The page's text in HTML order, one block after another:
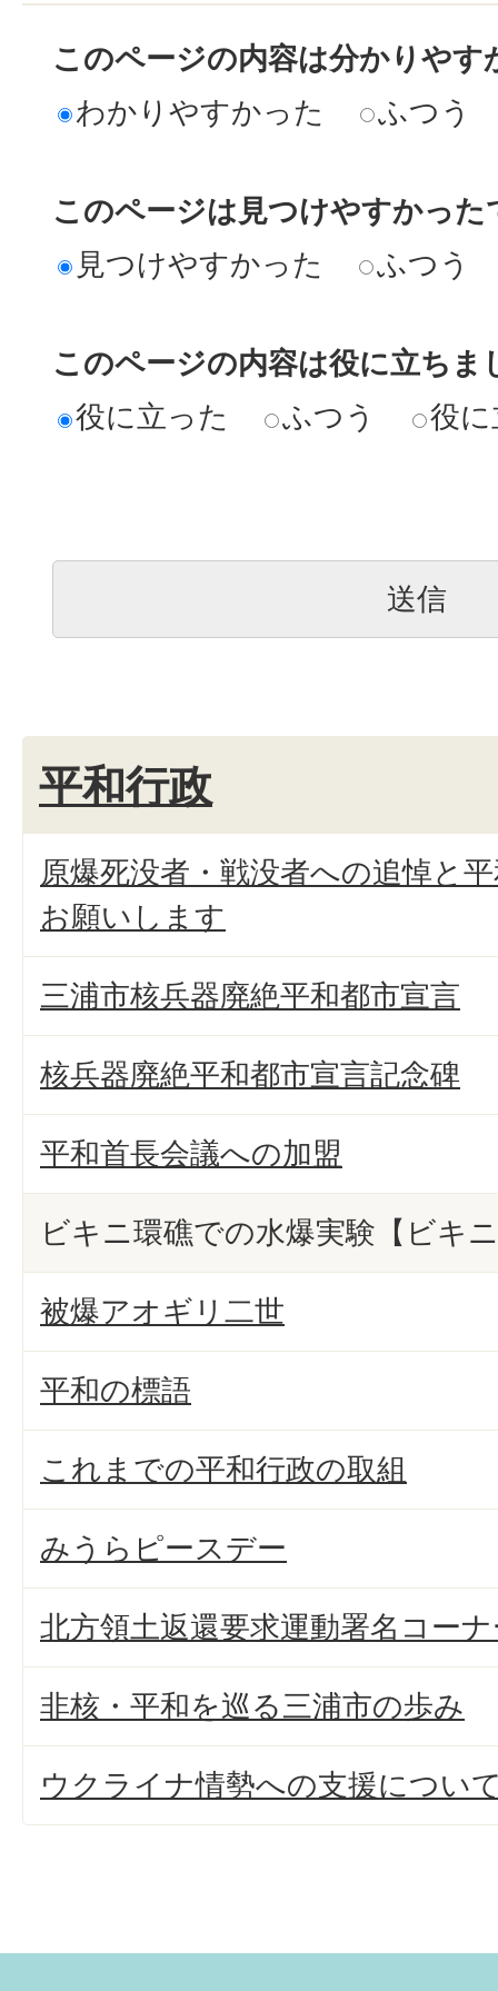
このページの内容は分かりやす
わかりやすかった
ふつう
このページは見つけやすかった
見つけやすかった
ふつう
このページの内容は役に立ちま
役に立った
ふつう 役
平和行政
原爆死没者・戦没者への追悼と
お願いします
三浦市核兵器廃絶平和都市宣言
核兵器廃絶平和都市宣言記念碑
平和首長会議への加盟
ビキニ環礁での水爆実験【ビキ
被爆アオギリ二世
平和の標語
これまでの平和行政の取組
みうらピースデー
北方領土返還要求運動署名コー
非核・平和を巡る三浦市の歩み
ウクライナ情勢への支援につい